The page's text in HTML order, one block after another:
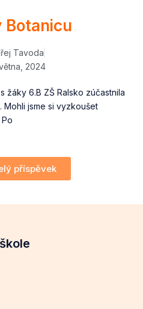
Botanicu
Tavoda
2024
žáky 6.B ZŠ Ralsko zúčastnila
jsme si vyzkoušet
příspěvek